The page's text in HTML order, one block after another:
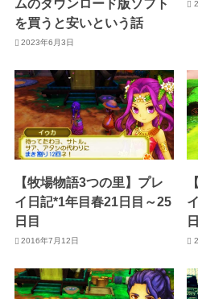
ムのダウンロード版ソフト
を買うと安いという話
2023年6月3日
【牧場物語3つの里】プレ
イ日記*1年目春21日目～25
日目
2016年7月12日